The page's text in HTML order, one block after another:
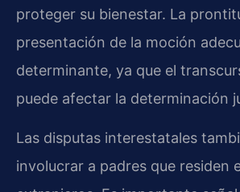
proteger su bienestar. La
presentación de la moción
determinante, ya que el
puede afectar la determinación
Las disputas interestatales
involucrar a padres que residen